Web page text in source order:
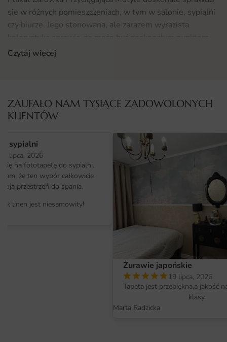
się w różnych pomieszczeniach, w tym w salonie, sypialni
czy biurze. Jego stonowana, ale zarazem wyrazista
centralnym w minimalistycznych lub nowoczesnych
przestrzeni, warto sprawdzić także naszą ofertęfototapet
które mogą stanowić uzupełnienie dla Twojego wnętrza.
Plakat Żarówka Przyciągająca Motyle wykonany jest z
wysokiej jakości materiałów, które zapewniają trwałość
oraz intensywność kolorów. Druk odbywa się techniką
zapewniającą odporność na blaknięcie, co oznacza, że
kolory pozostaną żywe przez długi czas, nawet w
słonecznych. Wysokiej klasy papier oraz inkjetowa
technologia druku gwarantują, że każdy detal jest wyraźny
Wymiary na miarę i łatwy montaż
Plakat Żarówka Przyciągająca Motyle dostępny jest w
różnych wymiarach, co pozwala na dopasowanie go do
Czytaj więcej
ZAUFAŁO NAM TYSIĄCE ZADOWOLONYCH
KLIENTÓW
sypialni
lipca, 2026
się na fototapetę do sypialni.
że ten wybór całkowicie
przestrzeń do spania.
linen jest niesamowity!
Żurawie japońskie
19 lipca, 2026
Tapeta jest przepiękna,a jakość
klasy.
Marta Radzicka